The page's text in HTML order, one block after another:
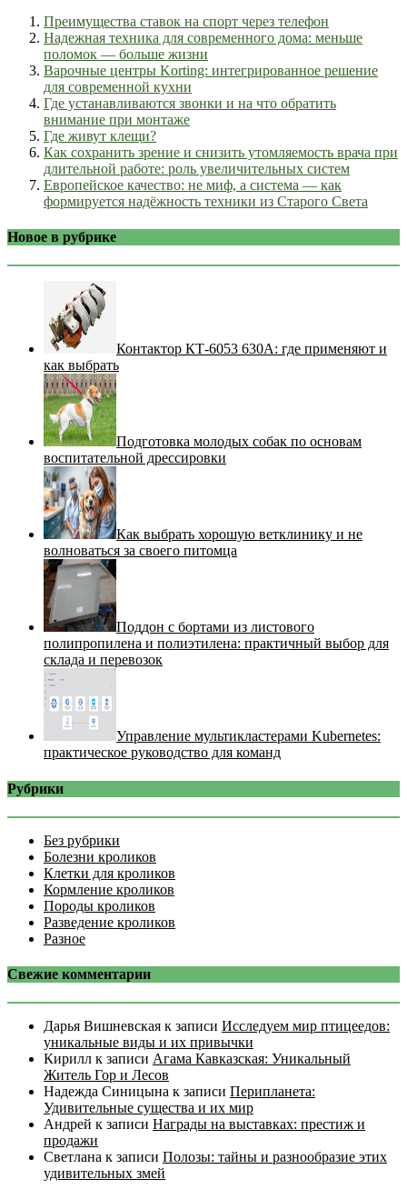
Преимущества ставок на спорт через телефон
Надежная техника для современного дома: меньше
поломок — больше жизни
Варочные центры Korting: интегрированное решение
для современной кухни
Где устанавливаются звонки и на что обратить
внимание при монтаже
Где живут клещи?
Как сохранить зрение и снизить утомляемость врача при
длительной работе: роль увеличительных систем
Европейское качество: не миф, а система — как
формируется надёжность техники из Старого Света
Новое в рубрике
Контактор КТ-6053 630А: где применяют и
как выбрать
Подготовка молодых собак по основам
воспитательной дрессировки
Как выбрать хорошую ветклинику и не
волноваться за своего питомца
Поддон с бортами из листового
полипропилена и полиэтилена: практичный выбор для
склада и перевозок
Управление мультикластерами Kubernetes:
практическое руководство для команд
Рубрики
Без рубрики
Болезни кроликов
Клетки для кроликов
Кормление кроликов
Породы кроликов
Разведение кроликов
Разное
Свежие комментарии
Дарья Вишневская к записи Исследуем мир птицеедов:
уникальные виды и их привычки
Кирилл к записи Агама Кавказская: Уникальный
Житель Гор и Лесов
Надежда Синицына к записи Перипланета:
Удивительные существа и их мир
Андрей к записи Награды на выставках: престиж и
продажи
Светлана к записи Полозы: тайны и разнообразие этих
удивительных змей